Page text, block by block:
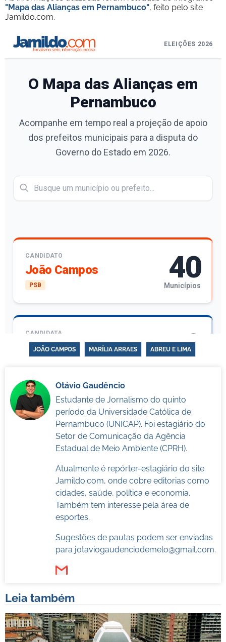
"Mapa das Alianças em Pernambuco", feito pelo site
Jamildo.com.
JOÃO CAMPOS MARÍLIA ARRAES ABREU E LIMA
Otávio Gaudêncio
Estudante de Jornalismo do quinto
período da Universidade Católica de
Pernambuco (UNICAP). Foi estagiário do
Setor de Comunicação da Agência
Estadual de Meio Ambiente (CPRH).
Atualmente é repórter-estagiário do site
Jamildo.com, onde cobre editorias como
cidades, saúde, política e economia.
Também tem interesse pela área de
esportes.
Sugestões de pautas podem ser enviadas
para jotaviogaudenciodemelo@gmail.com.
Leia também